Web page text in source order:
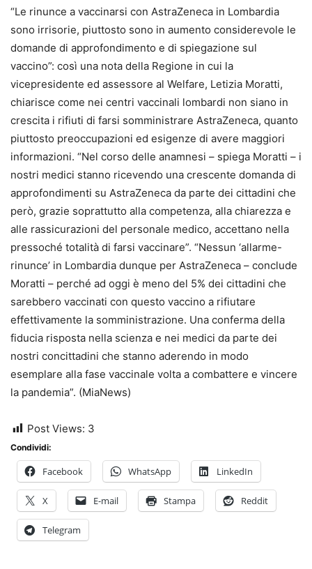
“Le rinunce a vaccinarsi con AstraZeneca in Lombardia
sono irrisorie, piuttosto sono in aumento considerevole le
domande di approfondimento e di spiegazione sul
vaccino”: così una nota della Regione in cui la
vicepresidente ed assessore al Welfare, Letizia Moratti,
chiarisce come nei centri vaccinali lombardi non siano in
crescita i rifiuti di farsi somministrare AstraZeneca, quanto
piuttosto preoccupazioni ed esigenze di avere maggiori
informazioni. “Nel corso delle anamnesi – spiega Moratti – i
nostri medici stanno ricevendo una crescente domanda di
approfondimenti su AstraZeneca da parte dei cittadini che
però, grazie soprattutto alla competenza, alla chiarezza e
alle rassicurazioni del personale medico, accettano nella
pressoché totalità di farsi vaccinare”. “Nessun ‘allarme-
rinunce’ in Lombardia dunque per AstraZeneca – conclude
Moratti – perché ad oggi è meno del 5% dei cittadini che
sarebbero vaccinati con questo vaccino a rifiutare
effettivamente la somministrazione. Una conferma della
fiducia risposta nella scienza e nei medici da parte dei
nostri concittadini che stanno aderendo in modo
esemplare alla fase vaccinale volta a combattere e vincere
la pandemia”. (MiaNews)
Post Views: 3
Condividi:
Facebook WhatsApp LinkedIn
X E-mail Stampa Reddit
Telegram